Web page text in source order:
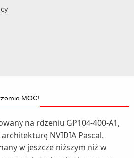
MOC!
na rdzeniu GP104-400-A1,
NVIDIA Pascal.
w jeszcze niższym niż w